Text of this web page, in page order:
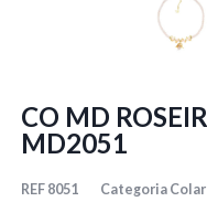
CO MD
MD2051
REF 8051 Categoria Colar